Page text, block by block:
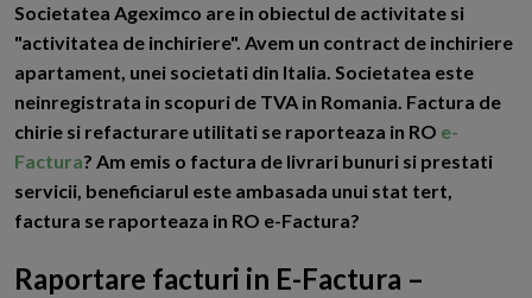
Societatea Ageximco are in obiectul de activitate si
"activitatea de inchiriere". Avem un contract de inchiriere
apartament, unei societati din Italia. Societatea este
neinregistrata in scopuri de TVA in Romania. Factura de
chirie si refacturare utilitati se raporteaza in RO e-
Factura? Am emis o factura de livrari bunuri si prestati
servicii, beneficiarul este ambasada unui stat tert,
factura se raporteaza in RO e-Factura?
Raportare facturi in E-Factura –